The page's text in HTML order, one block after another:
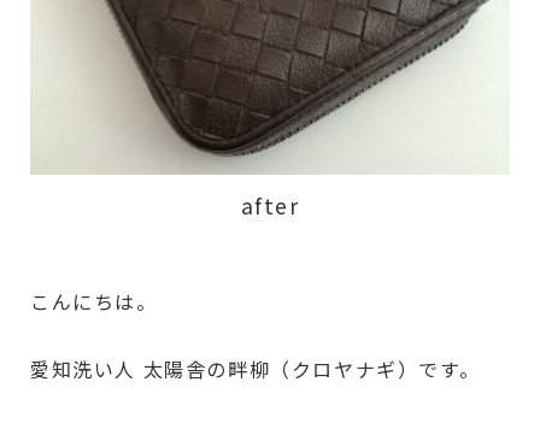
after
こんにちは。
愛知洗い人 太陽舎の畔柳（クロヤナギ）です。